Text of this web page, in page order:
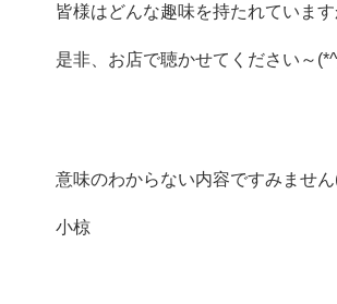
皆様はどんな趣味を持たれています
是非、お店で聴かせてください～
意味のわからない内容ですみませ
小椋